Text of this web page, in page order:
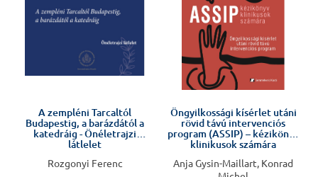
A zempléni Tarcaltól
Budapestig, a barázdától a
katedráig - Önéletrajzi
látlelet
Rozgonyi Ferenc
Öngyilkossági kísérlet utáni
rövid távú intervenciós
program (ASSIP) – kézikönyv
klinikusok számára
Anja Gysin-Maillart, Konrad